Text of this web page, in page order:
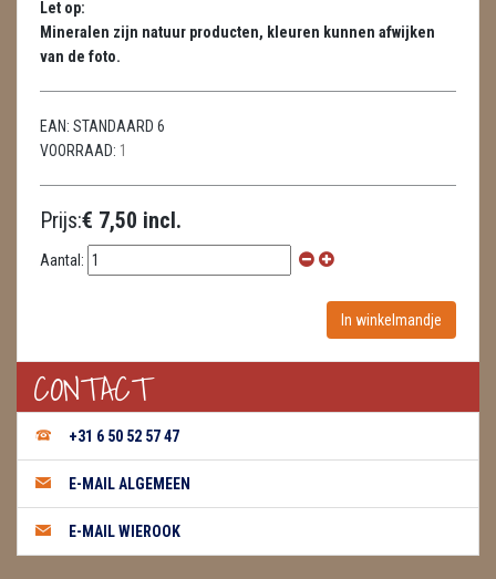
METEORIETEN
READING EN PERSOONLIJK ADVIES
SCHEDELS / SKULLS
SPECIALE STUKKEN
VLINDERS
WIEROOK, OLIE & TOEBEHOREN
ZAKJES WATER ELIXERS
Let op:
Mineralen zijn natuur producten, kleuren kunnen afwijken
van de foto.
EAN: STANDAARD 6
VOORRAAD: 1
Prijs:€ 7,50 incl.
Aantal:
CONTACT
+31 6 50 52 57 47
E-MAIL ALGEMEEN
E-MAIL WIEROOK